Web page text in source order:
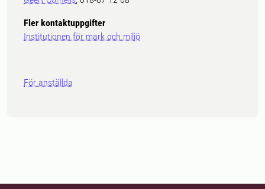
Fler kontaktuppgifter
Institutionen för mark och miljö
För anställda